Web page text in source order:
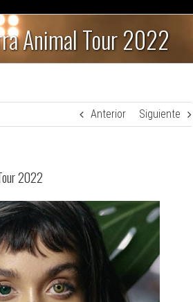
Animal Tour 2022
Anterior Siguiente
2022